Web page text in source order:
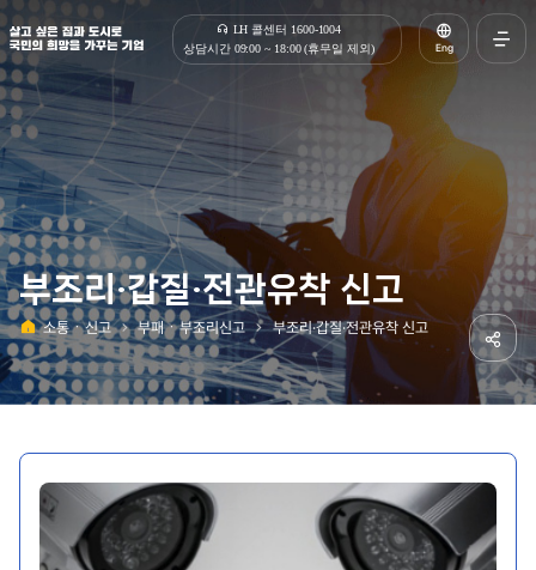
살고 싶은 집과 도시로 국민의 희망을 가꾸는 기업 | 한국토지주택공사
LH 콜센터 1600-1004
상담시간 09:00 ~ 18:00 (휴무일 제외)
Eng
부조리·갑질·전관유착 신고
홈
소통ㆍ신고 부패ㆍ부조리신고 부조리·갑질·전관유착 신고
공유